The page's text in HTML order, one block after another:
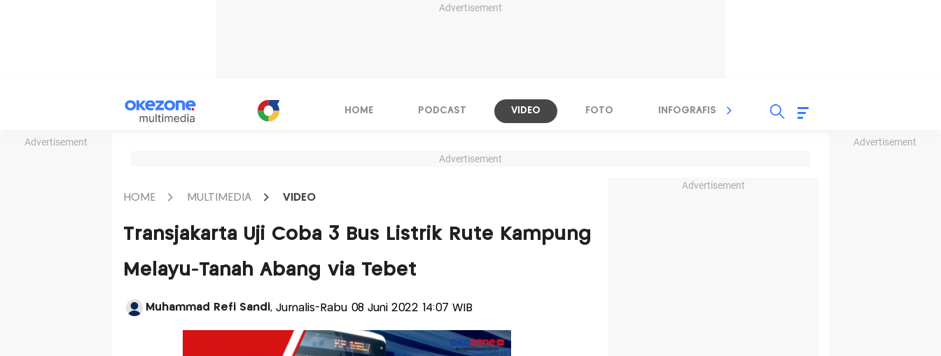
Advertisement
Advertisement Advertisement
HOME PODCAST VIDEO FOTO INFOGRAFIS TV STREAMING
Advertisement
HOME MULTIMEDIA VIDEO
Transjakarta Uji Coba 3 Bus Listrik Rute Kampung
Melayu-Tanah Abang via Tebet
Muhammad Refi Sandi, Jurnalis-Rabu 08 Juni 2022 14:07 WIB
Advertisement